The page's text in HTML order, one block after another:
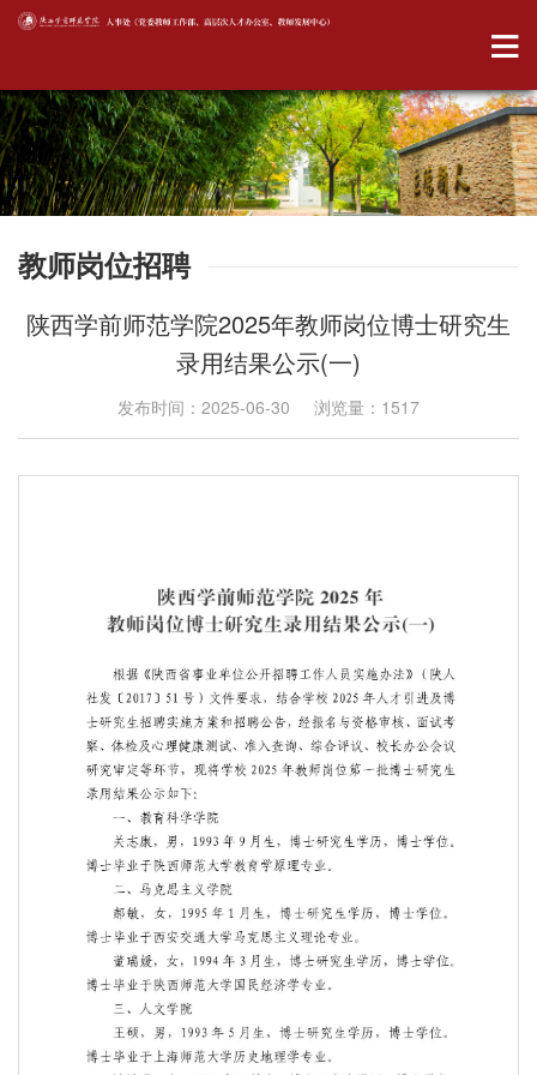
教师岗位招聘
陕西学前师范学院2025年教师岗位博士研究生
录用结果公示(一)
发布时间：2025-06-30 浏览量： 1517